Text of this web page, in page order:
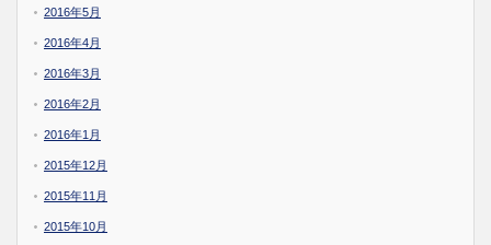
2016年5月
2016年4月
2016年3月
2016年2月
2016年1月
2015年12月
2015年11月
2015年10月